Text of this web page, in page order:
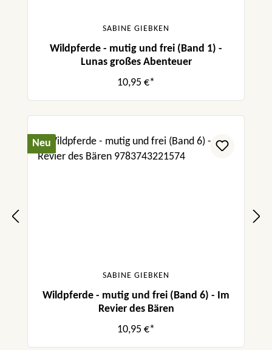
SABINE GIEBKEN
Wildpferde - mutig und frei (Band 1) -
Lunas großes Abenteuer
10,95 €*
Neu
SABINE GIEBKEN
Wildpferde - mutig und frei (Band 6) - Im
Revier des Bären
10,95 €*